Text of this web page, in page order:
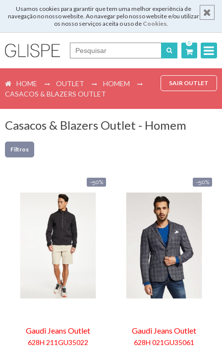
Usamos cookies para garantir que tem uma melhor experiência de
navegação no nosso website. Ao navegar pelo nosso website e/ou utilizar
os nosso serviços aceita o uso de Cookies.
0
English
Español
Registar
Carrinho
SAIR OUTLET
HOME OUTLET
HOMEM
CASACOS & BLAZERS OUTLET
Casacos & Blazers Outlet - Homem
Filtros
-50%
Gaudi Jeans Outlet
628H 211GU35022
-50%
Gaudi Jeans Outlet
628H 021GU35061